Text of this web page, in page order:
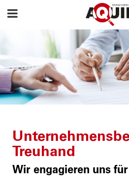
Treuhand
Wir engagieren uns